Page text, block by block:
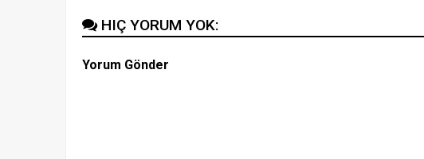
HIÇ YORUM YOK:
Yorum Gönder